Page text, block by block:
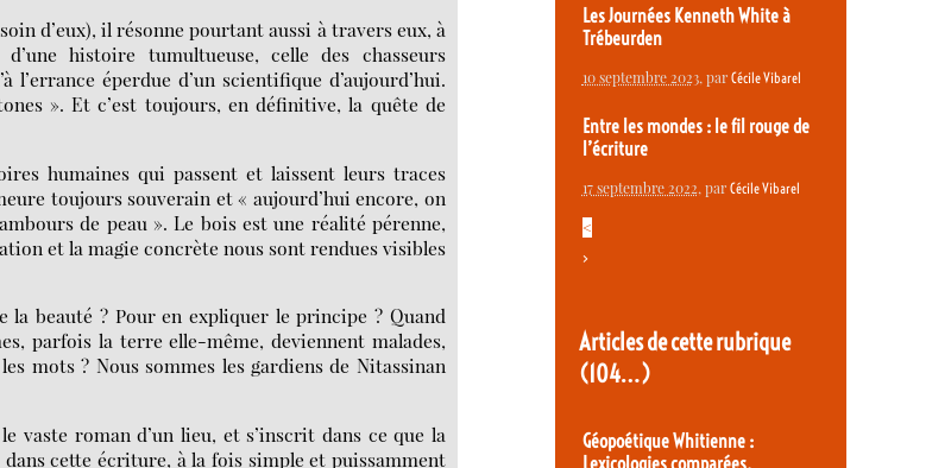
d’eux), il résonne pourtant aussi à travers eux, à
histoire tumultueuse, celle des chasseurs
éperdue d’un scientifique d’aujourd’hui.
». Et c’est toujours, en définitive, la quête de
humaines qui passent et laissent leurs traces
toujours souverain et « aujourd’hui encore, on
de peau ». Le bois est une réalité pérenne,
et la magie concrète nous sont rendues visibles
la beauté ? Pour en expliquer le principe ? Quand
parfois la terre elle-même, deviennent malades,
mots ? Nous sommes les gardiens de Nitassinan
vaste roman d’un lieu, et s’inscrit dans ce que la
cette écriture, à la fois simple et puissamment
Les Journées Kenneth White à
Trébeurden
10 septembre 2023, par Cécile Vibarel
Entre les mondes : le fil rouge de
l’écriture
17 septembre 2022, par Cécile Vibarel
<
>
Articles de cette rubrique
(104…)
Géopoétique Whitienne :